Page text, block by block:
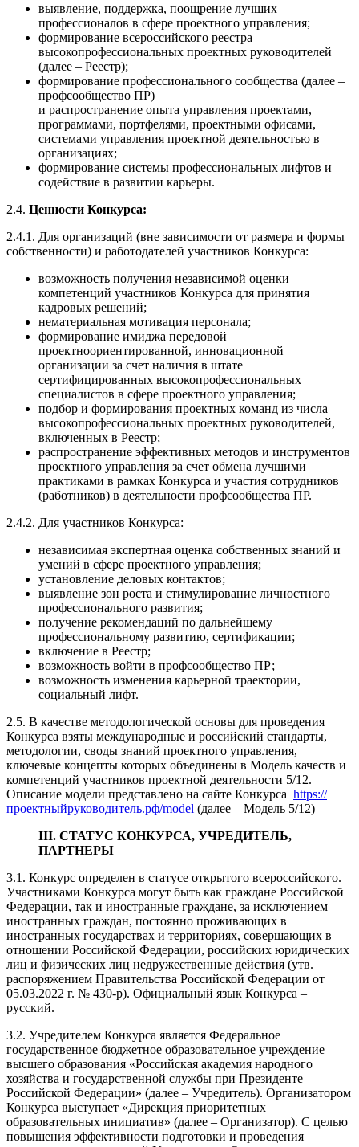
выявление, поддержка, поощрение лучших
профессионалов в сфере проектного управления;
формирование всероссийского реестра
высокопрофессиональных проектных руководителей
(далее – Реестр);
формирование профессионального сообщества (далее –
профсообщество ПР)
и распространение опыта управления проектами,
программами, портфелями, проектными офисами,
системами управления проектной деятельностью в
организациях;
формирование системы профессиональных лифтов и
содействие в развитии карьеры.
2.4. Ценности Конкурса:
2.4.1. Для организаций (вне зависимости от размера и формы
собственности) и работодателей участников Конкурса:
возможность получения независимой оценки
компетенций участников Конкурса для принятия
кадровых решений;
нематериальная мотивация персонала;
формирование имиджа передовой
проектноориентированной, инновационной
организации за счет наличия в штате
сертифицированных высокопрофессиональных
специалистов в сфере проектного управления;
подбор и формирования проектных команд из числа
высокопрофессиональных проектных руководителей,
включенных в Реестр;
распространение эффективных методов и инструментов
проектного управления за счет обмена лучшими
практиками в рамках Конкурса и участия сотрудников
(работников) в деятельности профсообщества ПР.
2.4.2. Для участников Конкурса:
независимая экспертная оценка собственных знаний и
умений в сфере проектного управления;
установление деловых контактов;
выявление зон роста и стимулирование личностного
профессионального развития;
получение рекомендаций по дальнейшему
профессиональному развитию, сертификации;
включение в Реестр;
возможность войти в профсообщество ПР;
возможность изменения карьерной траектории,
социальный лифт.
2.5. В качестве методологической основы для проведения
Конкурса взяты международные и российский стандарты,
методологии, своды знаний проектного управления,
ключевые концепты которых объединены в Модель качеств и
компетенций участников проектной деятельности 5/12.
Описание модели представлено на сайте Конкурса https://
проектныйруководитель.рф/model (далее – Модель 5/12)
III. СТАТУС КОНКУРСА, УЧРЕДИТЕЛЬ,
ПАРТНЕРЫ
3.1. Конкурс определен в статусе открытого всероссийского.
Участниками Конкурса могут быть как граждане Российской
Федерации, так и иностранные граждане, за исключением
иностранных граждан, постоянно проживающих в
иностранных государствах и территориях, совершающих в
отношении Российской Федерации, российских юридических
лиц и физических лиц недружественные действия (утв.
распоряжением Правительства Российской Федерации от
05.03.2022 г. № 430-р). Официальный язык Конкурса –
русский.
3.2. Учредителем Конкурса является Федеральное
государственное бюджетное образовательное учреждение
высшего образования «Российская академия народного
хозяйства и государственной службы при Президенте
Российской Федерации» (далее – Учредитель). Организатором
Конкурса выступает «Дирекция приоритетных
образовательных инициатив» (далее – Организатор). С целью
повышения эффективности подготовки и проведения